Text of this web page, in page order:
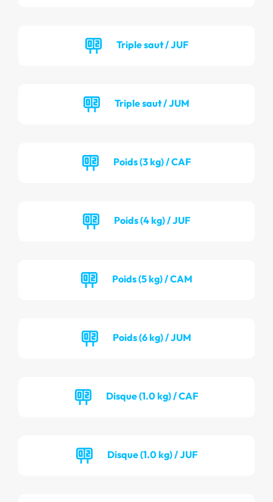
Triple saut / JUF
Triple saut / JUM
Poids (3 kg) / CAF
Poids (4 kg) / JUF
Poids (5 kg) / CAM
Poids (6 kg) / JUM
Disque (1.0 kg) / CAF
Disque (1.0 kg) / JUF